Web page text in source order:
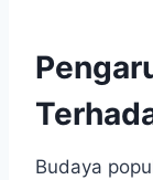
Budaya